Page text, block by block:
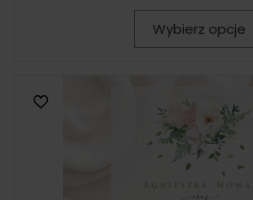
Wybierz opcje